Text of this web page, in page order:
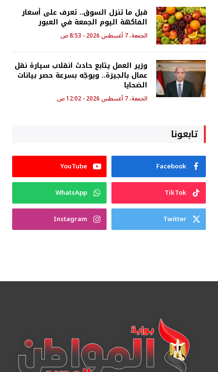
قبل ما تنزل السوق.. تعرف على أسعار
الفاكهة اليوم الجمعة في العبور
الجمعة، 7 أغسطس 2026 - 8:53 ص
وزير العمل يتابع حادث انقلاب سيارة نقل
عمال بالجيزة.. ويوجّه بسرعة حصر بيانات
الضحايا
الجمعة، 7 أغسطس 2026 - 12:02 ص
تابعونا
Facebook
YouTube
TikTok
WhatsApp
Twitter
Instagram